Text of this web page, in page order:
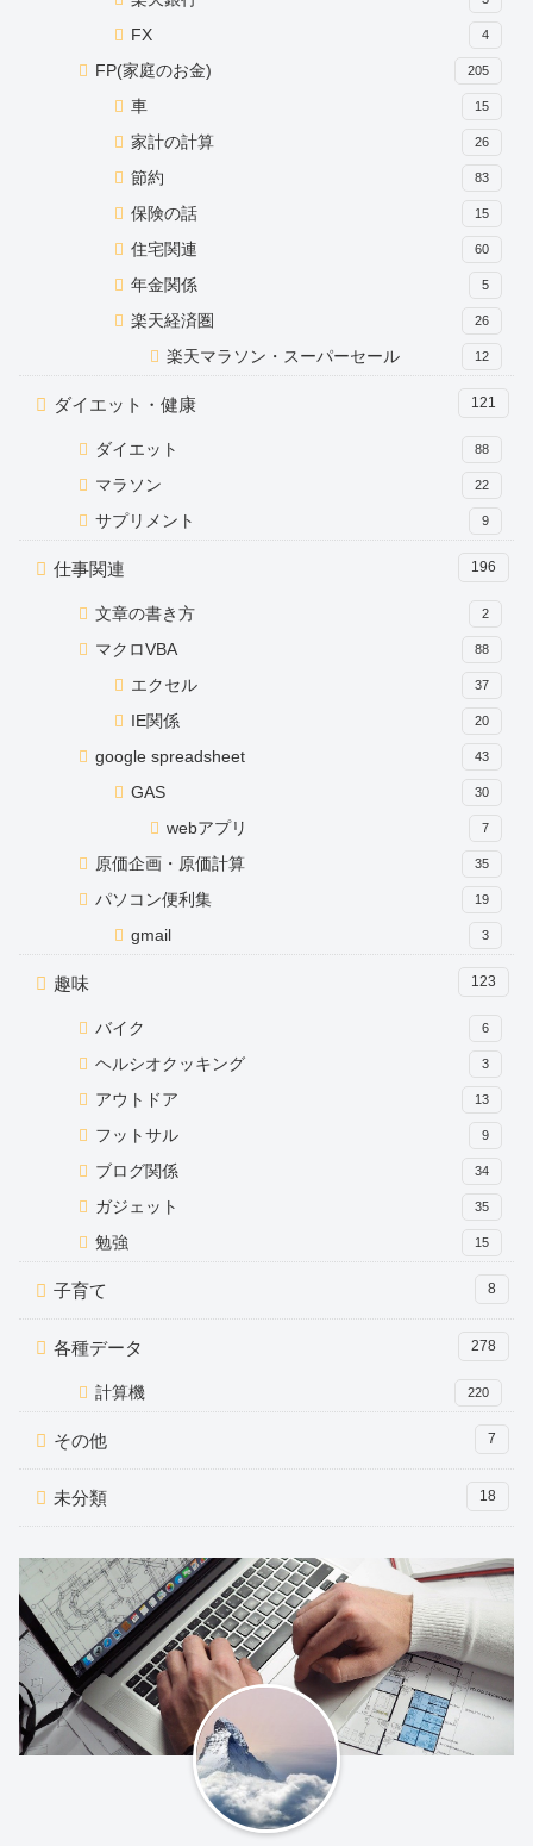
FX 4
FP(家庭のお金) 205
車 15
家計の計算 26
節約 83
保険の話 15
住宅関連 60
年金関係 5
楽天経済圏 26
楽天マラソン・スーパーセール 12
ダイエット・健康 121
ダイエット 88
マラソン 22
サプリメント 9
仕事関連 196
文章の書き方 2
マクロVBA 88
エクセル 37
IE関係 20
google spreadsheet 43
GAS 30
webアプリ 7
原価企画・原価計算 35
パソコン便利集 19
gmail 3
趣味 123
バイク 6
ヘルシオクッキング 3
アウトドア 13
フットサル 9
ブログ関係 34
ガジェット 35
勉強 15
子育て 8
各種データ 278
計算機 220
その他 7
未分類 18